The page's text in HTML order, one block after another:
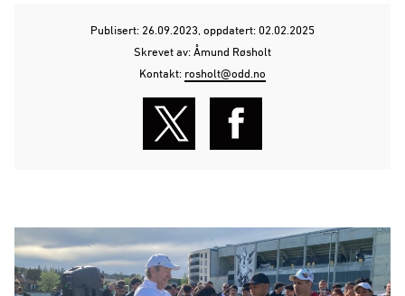
Publisert: 26.09.2023 , oppdatert: 02.02.2025
Skrevet av: Åmund Røsholt
Kontakt: rosholt@odd.no